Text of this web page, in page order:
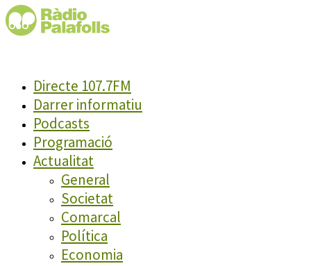
Directe 107.7FM
Darrer informatiu
Podcasts
Programació
Actualitat
General
Societat
Comarcal
Política
Economia